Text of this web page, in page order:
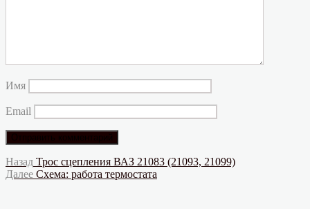
Имя
Email
Навигация
по
Назад Предыдущая
запись:
Трос сцепления ВАЗ 21083 (21093, 21099)
Далее Следующая
Схема: работа термостата